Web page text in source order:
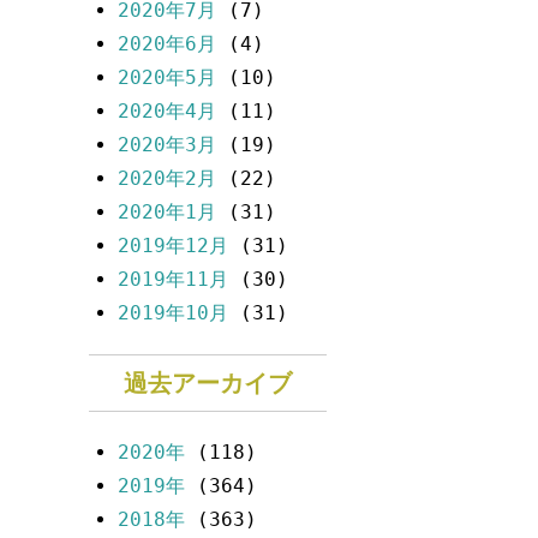
2020年7月
(7)
2020年6月
(4)
2020年5月
(10)
2020年4月
(11)
2020年3月
(19)
2020年2月
(22)
2020年1月
(31)
2019年12月
(31)
2019年11月
(30)
2019年10月
(31)
過去アーカイブ
2020年(118)
2019年(364)
2018年(363)